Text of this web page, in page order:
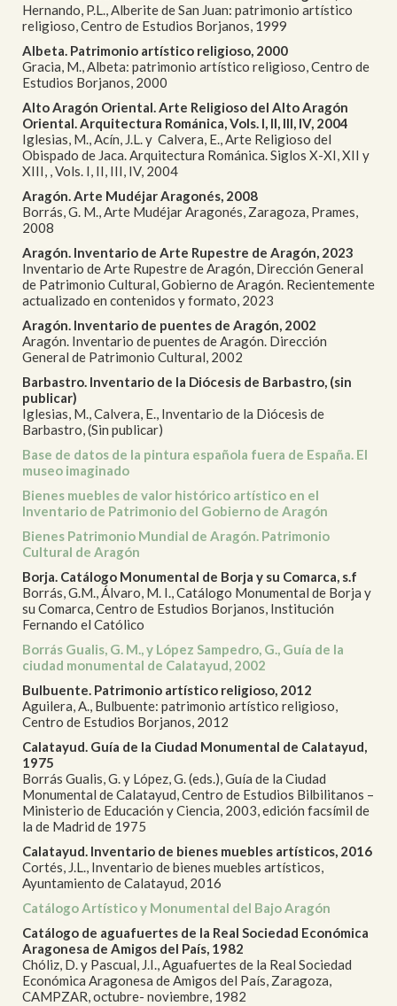
Hernando, P.L., Alberite de San Juan: patrimonio artístico
religioso, Centro de Estudios Borjanos, 1999
Albeta. Patrimonio artístico religioso, 2000
Gracia, M., Albeta: patrimonio artístico religioso, Centro de
Estudios Borjanos, 2000
Alto Aragón Oriental. Arte Religioso del Alto Aragón
Oriental. Arquitectura Románica, Vols. I, II, III, IV, 2004
Iglesias, M., Acín, J.L. y Calvera, E., Arte Religioso del
Obispado de Jaca. Arquitectura Románica. Siglos X-XI, XII y
XIII, , Vols. I, II, III, IV, 2004
Aragón. Arte Mudéjar Aragonés, 2008
Borrás, G. M., Arte Mudéjar Aragonés, Zaragoza, Prames,
2008
Aragón. Inventario de Arte Rupestre de Aragón, 2023
Inventario de Arte Rupestre de Aragón, Dirección General
de Patrimonio Cultural, Gobierno de Aragón. Recientemente
actualizado en contenidos y formato, 2023
Aragón. Inventario de puentes de Aragón, 2002
Aragón. Inventario de puentes de Aragón. Dirección
General de Patrimonio Cultural, 2002
Barbastro. Inventario de la Diócesis de Barbastro, (sin
publicar)
Iglesias, M., Calvera, E., Inventario de la Diócesis de
Barbastro, (Sin publicar)
Base de datos de la pintura española fuera de España. El
museo imaginado
Bienes muebles de valor histórico artístico en el
Inventario de Patrimonio del Gobierno de Aragón
Bienes Patrimonio Mundial de Aragón. Patrimonio
Cultural de Aragón
Borja. Catálogo Monumental de Borja y su Comarca, s.f
Borrás, G.M., Álvaro, M. I., Catálogo Monumental de Borja y
su Comarca, Centro de Estudios Borjanos, Institución
Fernando el Católico
Borrás Gualis, G. M., y López Sampedro, G., Guía de la
ciudad monumental de Calatayud, 2002
Bulbuente. Patrimonio artístico religioso, 2012
Aguilera, A., Bulbuente: patrimonio artístico religioso,
Centro de Estudios Borjanos, 2012
Calatayud. Guía de la Ciudad Monumental de Calatayud,
1975
Borrás Gualis, G. y López, G. (eds.), Guía de la Ciudad
Monumental de Calatayud, Centro de Estudios Bilbilitanos –
Ministerio de Educación y Ciencia, 2003, edición facsímil de
la de Madrid de 1975
Calatayud. Inventario de bienes muebles artísticos, 2016
Cortés, J.L., Inventario de bienes muebles artísticos,
Ayuntamiento de Calatayud, 2016
Catálogo Artístico y Monumental del Bajo Aragón
Catálogo de aguafuertes de la Real Sociedad Económica
Aragonesa de Amigos del País, 1982
Chóliz, D. y Pascual, J.I., Aguafuertes de la Real Sociedad
Económica Aragonesa de Amigos del País, Zaragoza,
CAMPZAR, octubre- noviembre, 1982